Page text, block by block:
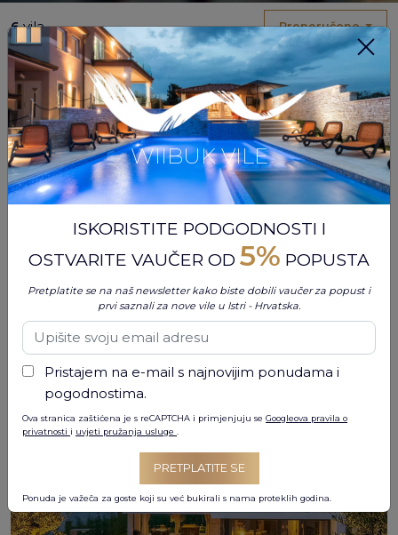
6vila Preporučeno
ROVINJ, HRVATSKA 5.0
8
Od € 1.277 / tjedan
WIIBUK VILE
ISKORISTITE PODGODNOSTI I
OSTVARITE VAUČER OD 5% POPUSTA
Pretplatite se na naš newsletter kako biste dobili vaučer za popust i
prvi saznali za nove vile u Istri - Hrvatska.
Pristajem na e-mail s najnovijim ponudama i
pogodnostima.
Ova stranica zaštićena je s reCAPTCHA i primjenjuju se Googleova pravila o
privatnosti i uvjeti pružanja usluge
PRETPLATITE SE
Ponuda je važeča za goste koji su već bukirali s nama proteklih godina.